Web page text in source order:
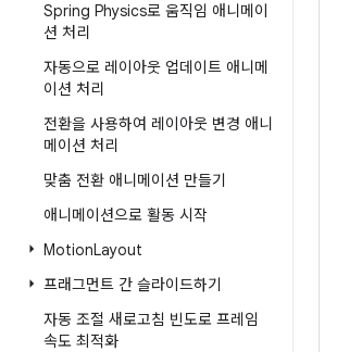
Spring Physics로 움직임 애니메이
션 처리
자동으로 레이아웃 업데이트 애니메
이션 처리
전환을 사용하여 레이아웃 변경 애니
메이션 처리
맞춤 전환 애니메이션 만들기
애니메이션으로 활동 시작
MotionLayout
프래그먼트 간 슬라이드하기
자동 조절 새로고침 빈도로 프레임
속도 최적화